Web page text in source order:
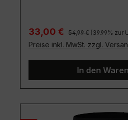
Verkaufspreis:
33,00 € Regulärer Preis:
54,99 € (39.99% zur
Preise inkl. MwSt. zzgl.
In den